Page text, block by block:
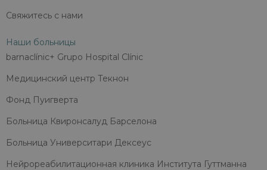
Свяжитесь с нами
Наши больницы
barnaclínic+ Grupo Hospital Clínic
Медицинский центр Текнон
Фонд Пуигверта
Больница Квиронсалуд Барселона
Больница Университари Дексеус
Нейрореабилитационная клиника Института Гуттманна